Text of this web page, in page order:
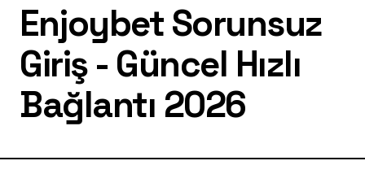
Enjoybet Sorunsuz
Giriş - Güncel Hızlı
Bağlantı 2026